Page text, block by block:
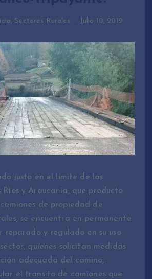
, Sectores Rurales Julio 10, 2019
justo en el limite de las
Ríos y Araucania, que producto
de propiedad de
se encuentra en permanente
reparado y regulado en su uso
quienes solicitan medidas
adecuada del camino,
el transito de camiones que